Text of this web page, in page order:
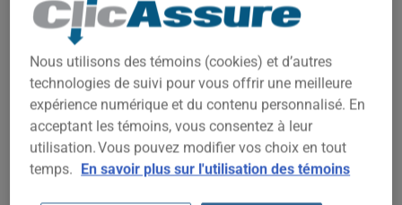
Nous n'avons pas encore suffisamment de données
d'assurance auto pour ce véhicule.
Essayez un autre modèle ou une autre année, ou
commencez une soumission pour un prix personnalisé.
Pour trouver la meilleur assurance pour votre véhicule BMW
330I 2002, il est plus important que jamais de comparer les
options disponibles.
Nous utilisons des témoins (cookies) et d’autres
technologies de suivi pour vous offrir une meilleure
expérience numérique et du contenu personnalisé. En
acceptant les témoins, vous consentez à leur
utilisation. Vous pouvez modifier vos choix en tout
temps. En savoir plus sur l'utilisation des témoins